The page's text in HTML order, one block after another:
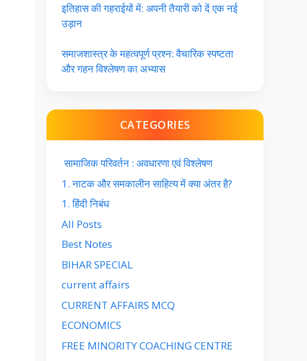
इतिहास की गहराईयों में: अपनी तैयारी को दें एक नई
उड़ान
समाजशास्त्र के महत्वपूर्ण प्रश्न: वैचारिक स्पष्टता
और गहन विश्लेषण का अभ्यास
CATEGORIES
सामाजिक परिवर्तन : अवधारणा एवं विश्लेषण
1. नाटक और समकालीन साहित्य में क्या अंतर है?
1. हिंदी निबंध
All Posts
Best Notes
BIHAR SPECIAL
current affairs
CURRENT AFFAIRS MCQ
ECONOMICS
FREE MINORITY COACHING CENTRE